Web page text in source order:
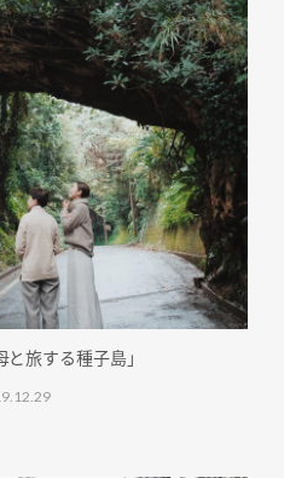
と旅する種子島」